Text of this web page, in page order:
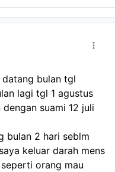
bulan tgl
lagi tgl 1 agustus
suami 12 juli
bulan 2 hari seblm
keluar darah mens
orang mau